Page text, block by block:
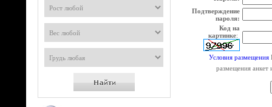
Подтверждение
пароля:
Код на
картинке:
Условия размещения
размещения анкет